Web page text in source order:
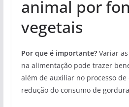
animal por
vegetais
Por que é importante? Variar
na alimentação pode trazer
além de auxiliar no processo
redução do consumo de